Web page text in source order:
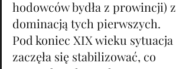
hodowców bydła z prowincji) z
dominacją tych pierwszych.
Pod koniec XIX wieku sytuacja
zaczęła się stabilizować, co